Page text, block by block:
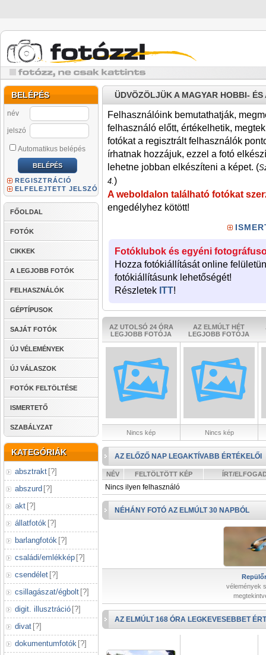
BELÉPÉS
név
jelszó
Automatikus belépés
REGISZTRÁCIÓ
ELFELEJTETT JELSZÓ
FŐOLDAL
FOTÓK
CIKKEK
A LEGJOBB FOTÓK
FELHASZNÁLÓK
GÉPTÍPUSOK
SAJÁT FOTÓK
ÚJ VÉLEMÉNYEK
ÚJ VÁLASZOK
FOTÓK FELTÖLTÉSE
ISMERTETŐ
SZABÁLYZAT
KATEGÓRIÁK
absztrakt [?]
abszurd [?]
akt [?]
állatfotók [?]
barlangfotók [?]
családi/emlékkép [?]
csendélet [?]
csillagászat/égbolt [?]
digit. illusztráció [?]
divat [?]
dokumentumfotók [?]
ÜDVÖZÖLJÜK A MAGYAR HOBBI-
Felhasználóink bemutathatják,
felhasználó előtt, értékelhetik,
fotókat a regisztrált felhasználók
írhatnak hozzájuk, ezzel a fotó
lehetne jobban elkészíteni a képet. (
4.)
A weboldalon található fotókat
engedélyhez kötött!
Fotóklubok és egyéni
Hozza fotókiállítását online
fotókiállításunk lehetőségét!
Részletek ITT!
AZ UTOLSÓ 24 ÓRA
LEGJOBB FOTÓJA
AZ ELMÚLT HÉT
LEGJOBB FOTÓJA
Nincs kép Nincs kép
AZ ELŐZŐ NAP LEGAKTÍVABB ÉRTÉKELŐI
NÉV FELTÖLTÖTT KÉP ÍRT/
Nincs ilyen felhasználó
NÉHÁNY FOTÓ AZ ELMÚLT 30 NAPBÓL
vélemények
AZ ELMÚLT 168 ÓRA LEGKEVESEBBET